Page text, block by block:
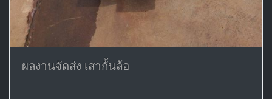
ผลงานจัดส่ง เสากั้นล้อ